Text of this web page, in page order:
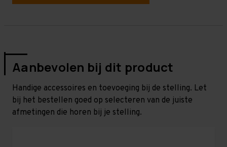
Aanbevolen bij dit product
Handige accessoires en toevoeging bij de stelling. Let
bij het bestellen goed op selecteren van de juiste
afmetingen die horen bij je stelling.